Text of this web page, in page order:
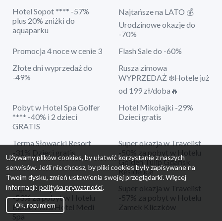
Hotel Sopot **** -57%
plus 20% zniżki do
aquaparku
Najtańsze na LATO 💰
Urodzinowe okazje do
-70%
Promocja 4 noce w cenie 3
Flash Sale do -60%
Złote dni wyprzedaż do
-49%
Rusza zimowa
WYPRZEDAŻ ❄️Hotele już
od 199 zł/doba🔥
Pobyt w Hotel Spa Golfer
**** -40% i 2 dzieci
GRATIS
Hotel Mikołajki -29%
Dzieci gratis
Terma Słowacki Resort
-31% Dzieci gratis
Super okazja w Travelist
-50% za pobyt w Hotelu
Golden Tulip Gdańsk
Residence
Super okazja w Travelist
-53% za pobyt w Hotelu
Baltic Plaza Hotel Medi
Spa
Super okazja w Travelist
-57% za pobyt w Hotelu
Zamek Kliczków
Używamy plików cookies, by ułatwić korzystanie z naszych
serwisów. Jeśli nie chcesz, by pliki cookies były zapisywane na
Twoim dysku, zmień ustawienia swojej przeglądarki. Więcej
informacji:polityka prywatności.
Ok, rozumiem